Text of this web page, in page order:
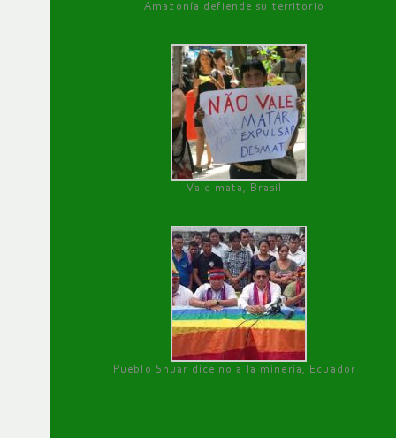
Amazonía defiende su territorio
Vale mata, Brasil
Pueblo Shuar dice no a la minería, Ecuador